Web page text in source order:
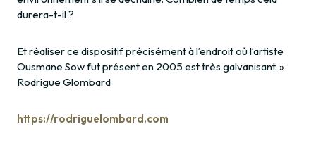
durera-t-il ?
Et réaliser ce dispositif précisément à l’endroit où l’artiste
Ousmane Sow fut présent en 2005 est très galvanisant. »
Rodrigue Glombard
https://rodriguelombard.com